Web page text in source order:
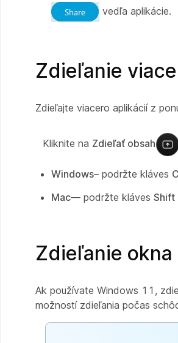
vedľa aplikácie.
Zdieľanie
Zdieľajte viacero aplikácií z
Kliknite na Zdieľať obsah
Windows– podržte kláves
Mac— podržte kláves Shift
Zdieľanie okna
Ak používate Windows 11,
možností zdieľania počas